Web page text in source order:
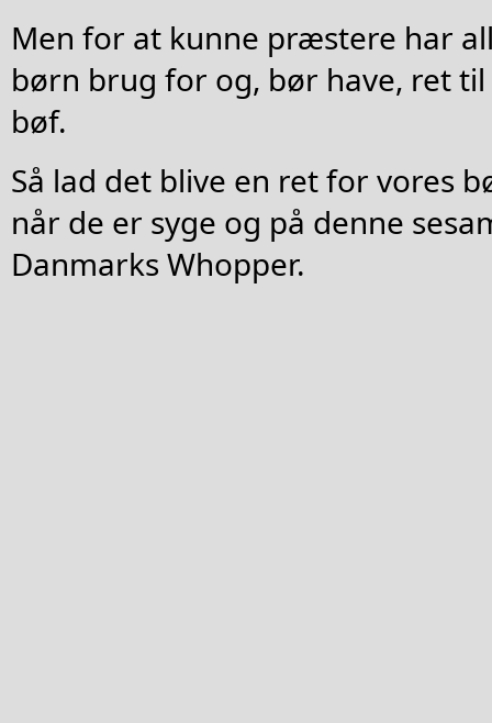
Men for at kunne præstere har
børn brug for og, bør have, ret
bøf.
Så lad det blive en ret for vores
når de er syge og på denne
Danmarks Whopper.